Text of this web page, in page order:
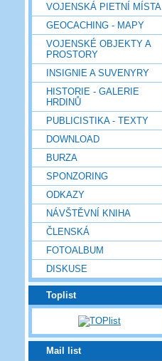
VOJENSKÁ PIETNÍ MÍSTA
GEOCACHING - MAPY
VOJENSKÉ OBJEKTY A
PROSTORY
INSIGNIE A SUVENYRY
HISTORIE - GALERIE
HRDINŮ
PUBLICISTIKA - TEXTY
DOWNLOAD
BURZA
SPONZORING
ODKAZY
NÁVŠTĚVNÍ KNIHA
ČLENSKÁ
FOTOALBUM
DISKUSE
Toplist
Mail list